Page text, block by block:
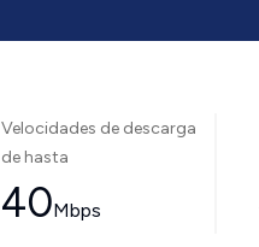
Velocidades de descarga
de hasta
40Mbps